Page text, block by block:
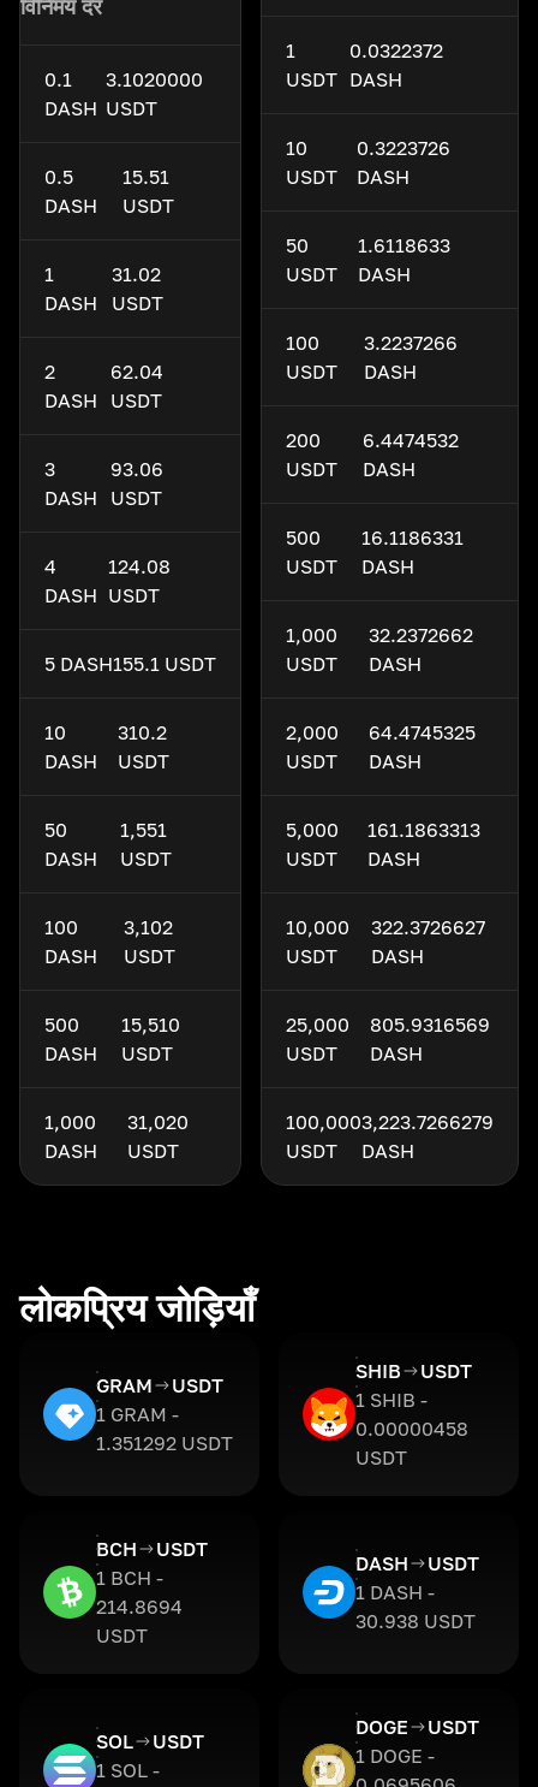
विनिमय दर
0.1
DASH
3.1020000
USDT
0.5
DASH
15.51
USDT
1
DASH
31.02
USDT
2
DASH
62.04
USDT
3
DASH
93.06
USDT
4
DASH
124.08
USDT
5 DASH155.1 USDT
10
DASH
310.2
USDT
50
DASH
1,551
USDT
100
DASH
3,102
USDT
500
DASH
15,510
USDT
1,000
DASH
31,020
USDT
1
USDT
0.0322372
DASH
10
USDT
0.3223726
DASH
50
USDT
1.6118633
DASH
100
USDT
3.2237266
DASH
200
USDT
6.4474532
DASH
500
USDT
16.1186331
DASH
1,000
USDT
32.2372662
DASH
2,000
USDT
64.4745325
DASH
5,000
USDT
161.1863313
DASH
10,000
USDT
322.3726627
DASH
25,000
USDT
805.9316569
DASH
100,000
USDT
3,223.7266279
DASH
लोकप्रिय जोड़ियाँ
GRAM
USDT
1 GRAM -
1.351292 USDT
SHIB
USDT
1 SHIB -
0.00000458
USDT
BCH
USDT
1 BCH -
214.8694
USDT
DASH
USDT
1 DASH -
30.938 USDT
SOL
USDT
1 SOL -
DOGE
USDT
1 DOGE -